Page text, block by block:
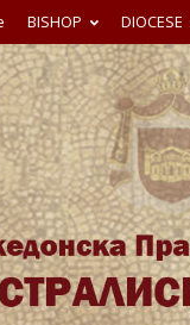
BISHOP DIOCESE